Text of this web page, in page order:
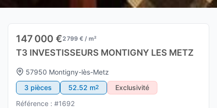
147 000 €2 799 € / m²
T3 INVESTISSEURS MONTIGNY LES METZ
57950 Montigny-lès-Metz
3 pièces
52.52 m2
Exclusivité
Référence : #1692